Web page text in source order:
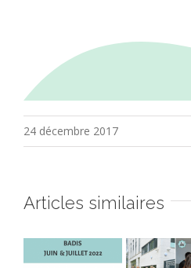
24 décembre 2017
Articles similaires